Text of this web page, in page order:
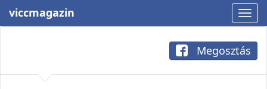
viccmagazin
Megosztás